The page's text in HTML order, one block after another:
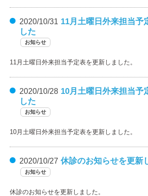
2020/10/31 11月土曜日外来担当予
した
お知らせ
11月土曜日外来担当予定表を更新しました。
2020/10/28 10月土曜日外来担当予
した
お知らせ
10月土曜日外来担当予定表を更新しました。
2020/10/27 休診のお知らせを更新
お知らせ
休診のお知らせを更新しました。